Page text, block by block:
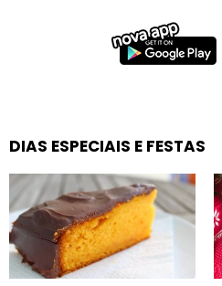
DIAS ESPECIAIS E FESTAS